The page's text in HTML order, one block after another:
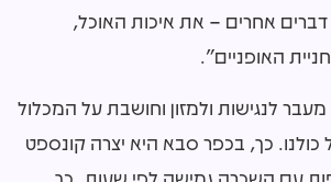
אחרים – את איכות האוכל,
האופניים".
לנגישות ולמזון וחושבת על המכלול
כך, בכפר סבא היא יצרה קונספט